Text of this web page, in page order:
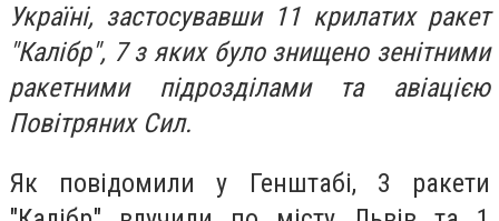
Україні, застосувавши 11 крилатих ракет
"Калібр", 7 з яких було знищено зенітними
ракетними підрозділами та авіацією
Повітряних Сил.
Як повідомили у Генштабі, 3 ракети